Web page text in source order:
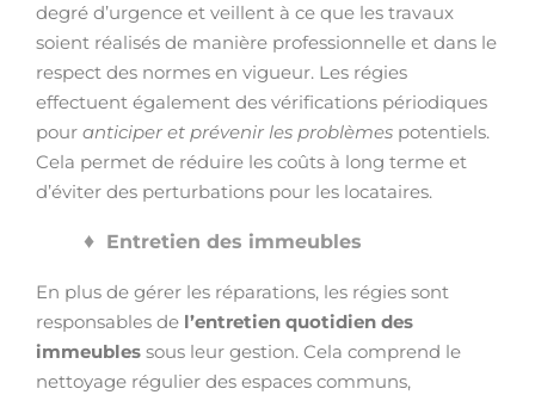
degré d’urgence et veillent à ce que les travaux
soient réalisés de manière professionnelle et dans le
respect des normes en vigueur. Les régies
effectuent également des vérifications périodiques
pour anticiper et prévenir les problèmes potentiels.
Cela permet de réduire les coûts à long terme et
d’éviter des perturbations pour les locataires.
Entretien des immeubles
En plus de gérer les réparations, les régies sont
responsables de l’entretien quotidien des
immeubles sous leur gestion. Cela comprend le
nettoyage régulier des espaces communs,